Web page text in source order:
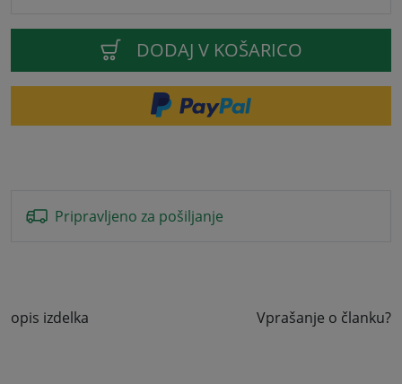
DODAJ V KOŠARICO
Pripravljeno za pošiljanje
opis izdelka Vprašanje o članku?